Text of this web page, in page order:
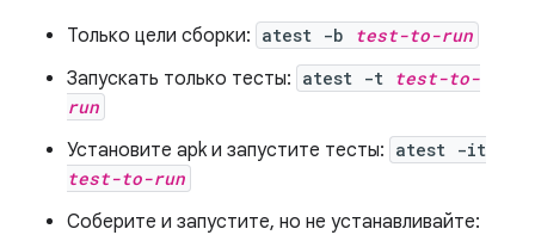
Только цели сборки: atest -b test-to-run
Запускать только тесты: atest -t test-to-
run
Установите apk и запустите тесты: atest -it
test-to-run
Соберите и запустите, но не устанавливайте: